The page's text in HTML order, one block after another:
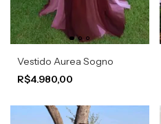
Vestido Aurea Sogno
R$4.980,00